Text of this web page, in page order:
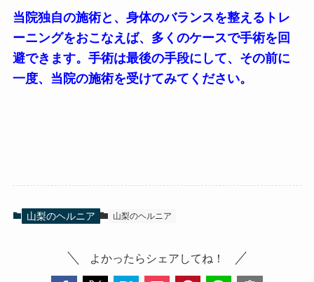
当院独自の施術と、身体のバランスを整えるトレ
ーニングをおこなえば、多くのケースで手術を回
避できます。手術は最後の手段にして、その前に
一度、当院の施術を受けてみてください。
山梨のヘルニア 山梨のヘルニア
よかったらシェアしてね！